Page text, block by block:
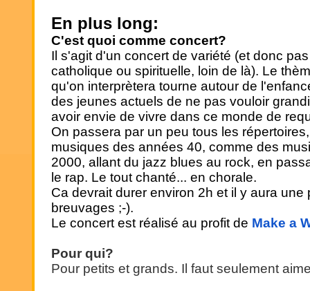
En plus long:
C'est quoi comme concert?
Il s'agit d'un concert de variété (et donc
catholique ou spirituelle, loin de là). Le
qu'on interprètera tourne autour de
des jeunes actuels de ne pas vouloir
avoir envie de vivre dans ce monde de
On passera par un peu tous les
musiques des années 40, comme des
2000, allant du jazz blues au rock, en
le rap. Le tout chanté... en chorale.
Ca devrait durer environ 2h et il y aura une
breuvages ;-).
Le concert est réalisé au profit de Make a
Pour qui?
Pour petits et grands. Il faut seulement